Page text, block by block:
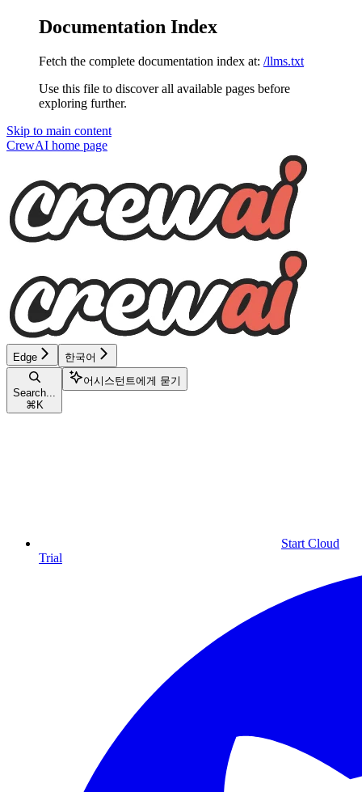
Documentation Index
Fetch the complete documentation index at: /llms.txt
Use this file to discover all available pages before
exploring further.
Skip to main content
CrewAI home page
Edge 한국어
Search...
⌘ K
어시스턴트에게 묻기
Start Cloud
Trial